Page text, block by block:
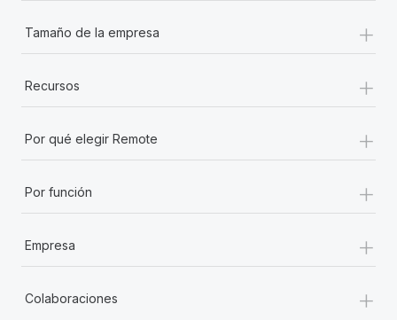
Tamaño de la empresa +
Recursos +
Por qué elegir Remote +
Por función +
Empresa +
Colaboraciones +